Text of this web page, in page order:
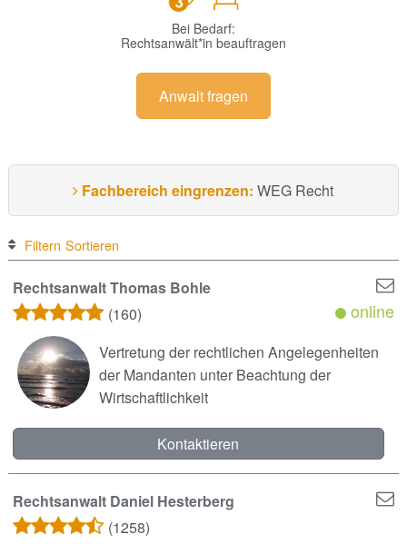
Bei Bedarf:
Rechtsanwält*in beauftragen
Anwalt fragen
Fachbereich eingrenzen: WEG Recht
Filtern Sortieren
Rechtsanwalt Thomas Bohle
(160)
online
Vertretung der rechtlichen Angelegenheiten
der Mandanten unter Beachtung der
Wirtschaftlichkeit
Kontaktieren
Rechtsanwalt Daniel Hesterberg
(1258)